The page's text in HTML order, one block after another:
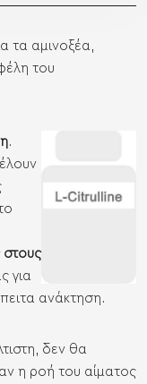
τα αμινοξέα,
του
.
στους
για
ανάκτηση.
δεν θα
η ροή του αίματος